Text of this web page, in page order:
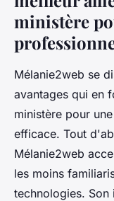
ministère
Mélanie2web se
avantages qui en
ministère pour
efficace. Tout
Mélanie2web
les moins
technologies.